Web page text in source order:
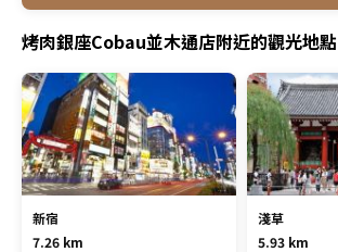
烤肉銀座Cobau並木通店附近的觀光地點
新宿
7.26 km
淺草
5.93 km